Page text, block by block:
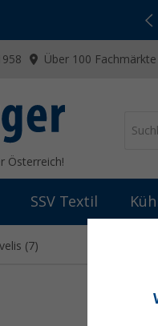
Über 100
Österreich!
SSV Textil
(7)